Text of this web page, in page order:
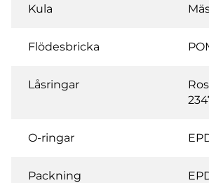
Kula
Flödesbricka
Låsringar
O-ringar
Packning